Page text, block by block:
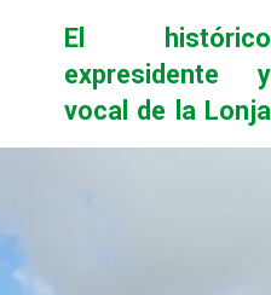
El histórico
expresidente y
vocal de la Lonja